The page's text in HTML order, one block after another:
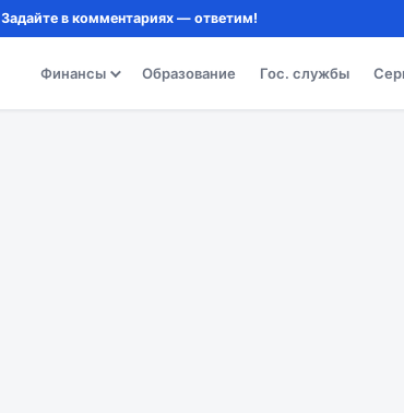
Задайте в комментариях — ответим!
Финансы Образование Гос. службы